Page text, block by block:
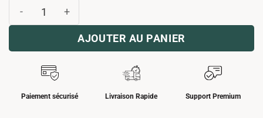
AJOUTER AU PANIER
Paiement sécurisé Livraison Rapide Support Premium